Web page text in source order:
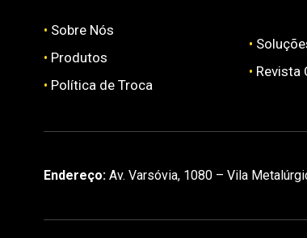
• Sobre Nós
• Produtos
• Política de Troca
•
• Revista
Endereço:Av. Varsóvia, 1080 – Vila